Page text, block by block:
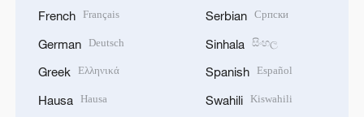
French Français
German Deutsch
Greek Ελληνικά
Hausa Hausa
Serbian Српски
Sinhala සිංහල
Spanish Español
Swahili Kiswahili